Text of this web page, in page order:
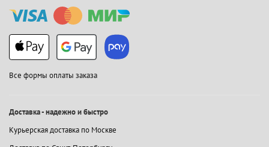
Все формы оплаты заказа
Доставка - надежно и быстро
Курьерская доставка по Москве